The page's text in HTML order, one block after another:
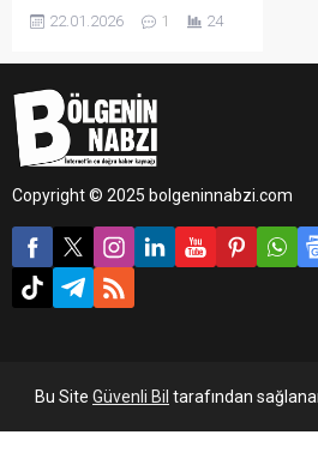
yönelik yürütülmesi
planlanan çalışmalara
birlikte Türkiye Büyük Millet
Meclisi’nde bir dizi görüşme
gerçekleştirdi.
22.01.2026 1 24
Copyright © 2025 bolgeninnabzi.com
Bu Site Güvenli Bil tarafından